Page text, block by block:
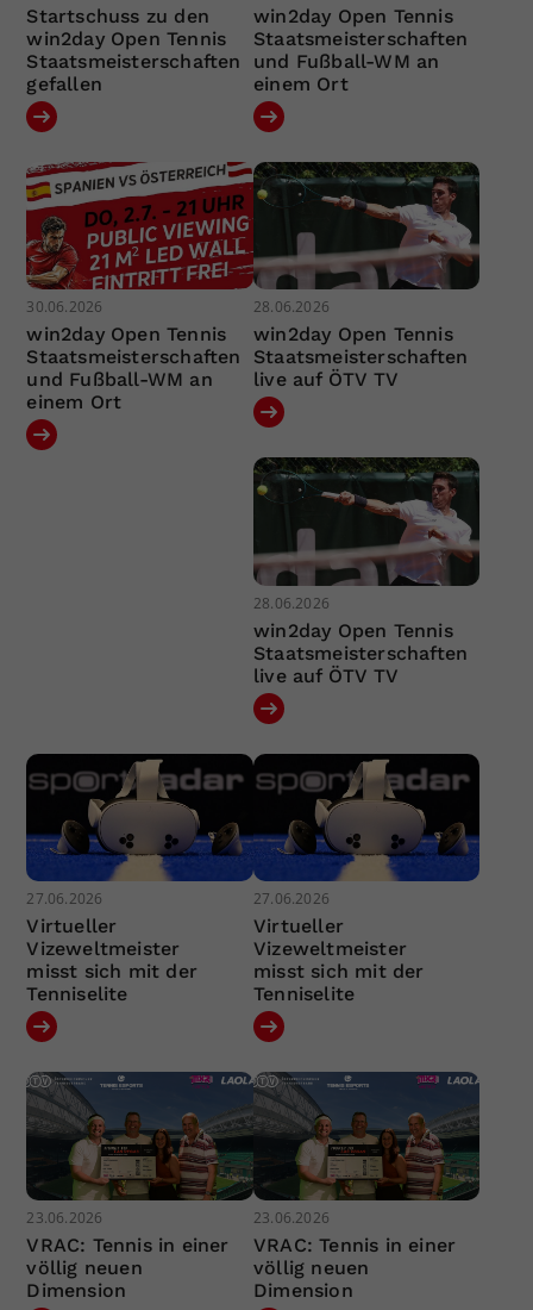
Startschuss zu den
win2day Open Tennis
Staatsmeisterschaften
gefallen
win2day Open Tennis
Staatsmeisterschaften
und Fußball-WM an
einem Ort
30.06.2026
win2day Open Tennis
Staatsmeisterschaften
und Fußball-WM an
einem Ort
28.06.2026
win2day Open Tennis
Staatsmeisterschaften
live auf ÖTV TV
28.06.2026
win2day Open Tennis
Staatsmeisterschaften
live auf ÖTV TV
27.06.2026
Virtueller
Vizeweltmeister
misst sich mit der
Tenniselite
27.06.2026
Virtueller
Vizeweltmeister
misst sich mit der
Tenniselite
23.06.2026
VRAC: Tennis in einer
völlig neuen
Dimension
23.06.2026
VRAC: Tennis in einer
völlig neuen
Dimension